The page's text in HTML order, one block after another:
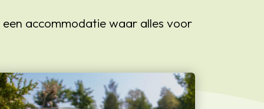
accommodatie waar alles voor